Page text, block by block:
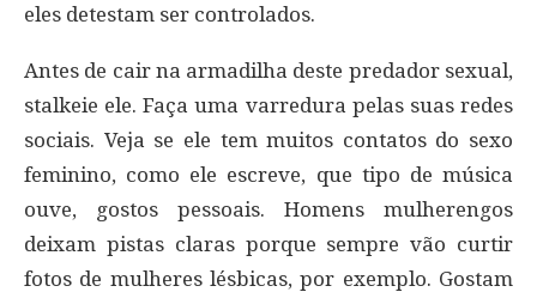
eles detestam ser controlados.
Antes de cair na armadilha deste predador sexual,
stalkeie ele. Faça uma varredura pelas suas redes
sociais. Veja se ele tem muitos contatos do sexo
feminino, como ele escreve, que tipo de música
ouve, gostos pessoais. Homens mulherengos
deixam pistas claras porque sempre vão curtir
fotos de mulheres lésbicas, por exemplo. Gostam